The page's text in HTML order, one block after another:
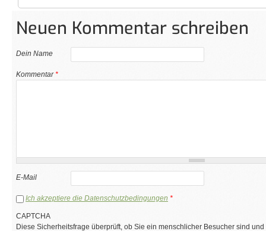
Neuen Kommentar schreiben
Dein Name
Kommentar*
E-Mail
Ich akzeptiere die Datenschutzbedingungen *
CAPTCHA
Diese Sicherheitsfrage überprüft, ob Sie ein menschlicher Besucher sind